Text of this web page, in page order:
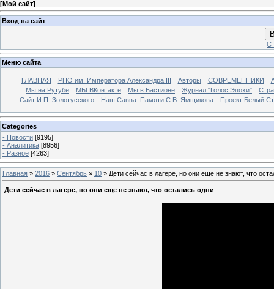
[Мой сайт]
Вход на сайт
Меню сайта
ГЛАВНАЯ РПО им. Императора Александра III Авторы СОВРЕМЕННИКИ
Мы на Рутубе
МЫ ВКонтакте Мы в Бастионе Журнал "Голос Эпохи"
Сайт И.П. Золотусского
Наш Савва. Памяти С.В. Ямщикова Проект Белый
Categories
- Новости [9195]
- Аналитика [8956]
- Разное [4263]
Главная » 2016 » Сентябрь » 10 » Дети сейчас в лагере, но они еще не знают, что
Дети сейчас в лагере, но они еще не знают, что остались одни